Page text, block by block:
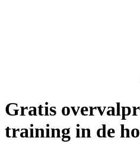
Gratis
training in de